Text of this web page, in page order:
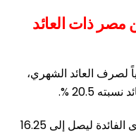
مصرذات العائد
لصرف العائد الشهري،
20.5 %.
ومع بداية العام الثاني، ينخفض مستوى الفائدة ليصل إلى 16.25